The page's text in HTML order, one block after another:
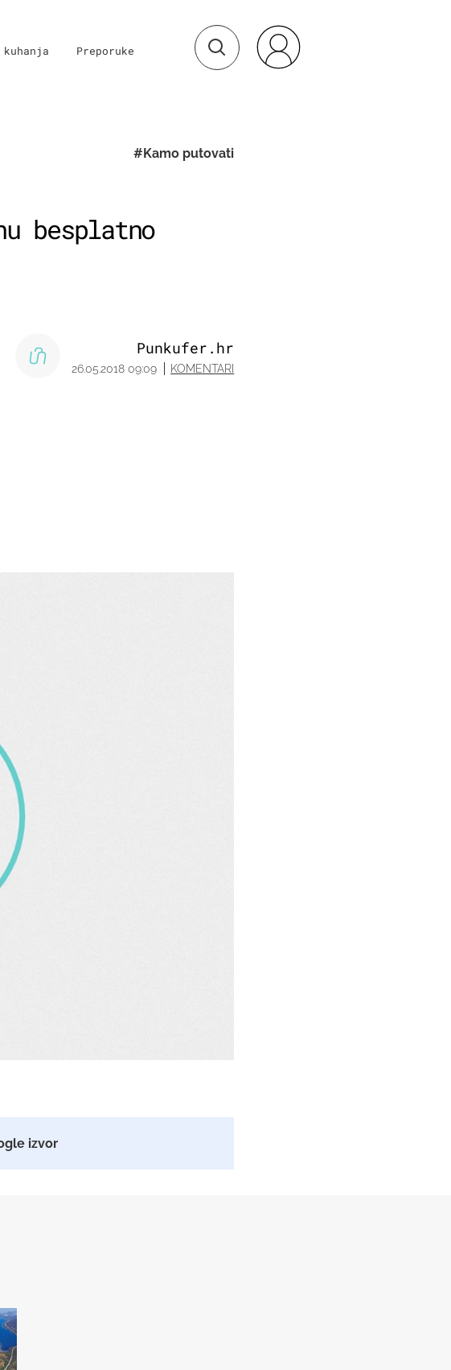
Preporuke
#Kamo putovati
besplatno
Punkufer.hr
26.05.2018 09:09 KOMENTARI
izvor